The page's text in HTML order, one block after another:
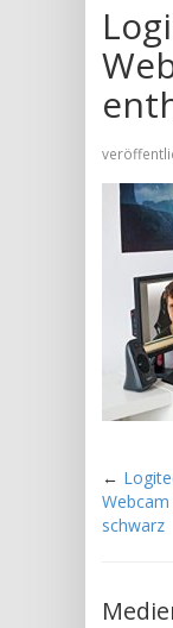
←
schwarz